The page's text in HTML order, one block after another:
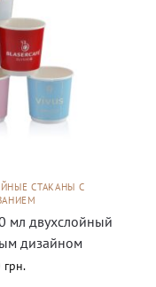
СТАКАНЫ С
мл двухслойный
дизайном
грн.